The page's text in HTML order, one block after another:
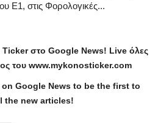
Ε1, στις Φορολογικές...
Tickerστο Google News! Liveόλες
του www.mykonosticker.com
on Google News to be the first to
the new articles!